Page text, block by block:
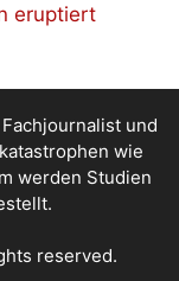
eruptiert
und
wie
werden Studien
reserved.